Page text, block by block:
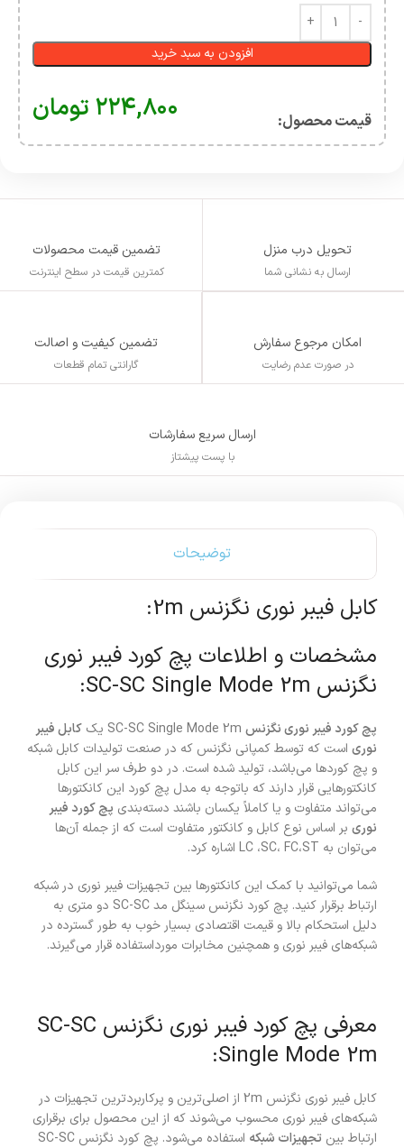
افزودن به سبد خرید
قیمت محصول:​ ۲۲۴,۸۰۰ تومان
تحویل درب منزل
ارسال به نشانی شما
تضمین قیمت محصولات
کمترین قیمت در سطح اینترنت
امکان مرجوع سفارش
در صورت عدم رضایت
تضمین کیفیت و اصالت
گارانتی تمام قطعات
ارسال سریع سفارشات
با پست پیشتاز
توضیحات
کابل فیبر نوری نگزنس 2m:
مشخصات و اطلاعات پچ کورد فیبر نوری
نگزنس SC-SC Single Mode 2m:
پچ کورد فیبر نوری نگزنس
کابل فیبر
نوری است که توسط کمپانی نگزنس که در صنعت تولیدات کابل شبکه
و پچ کوردها می‌باشد، تولید شده است. در دو طرف سر این کابل
کانکتورهایی قرار دارند که باتوجه‌ به مدل پچ کورد این کانکتورها
می‌تواند متفاوت و یا کاملاً یکسان باشند دسته‌بندی پچ‌ کورد فیبر
نوری بر اساس نوع کابل و کانکتور متفاوت است که از جمله آن‌ها
می‌توان به LC ،SC، FC،ST اشاره کرد.
شما می‌توانید با کمک این کانکتورها بین تجهیزات فیبر نوری در شبکه
ارتباط برقرار کنید. پچ کورد نگزنس سینگل مد SC-SC دو متری به
دلیل استحکام بالا و قیمت اقتصادی بسیار خوب به طور گسترده در
شبکه‌های فیبر نوری و همچنین مخابرات مورداستفاده قرار می‌گیرند.
معرفی پچ کورد فیبر نوری نگزنس SC-SC
Single Mode 2m:
کابل فیبر نوری نگزنس 2m از اصلی‌ترین و پرکاربردترین تجهیزات در
شبکه‌های فیبر نوری محسوب می‌شوند که از این محصول برای برقراری
ارتباط بین تجهیزات شبکه استفاده می‌شود. پچ کورد نگزنس SC-SC